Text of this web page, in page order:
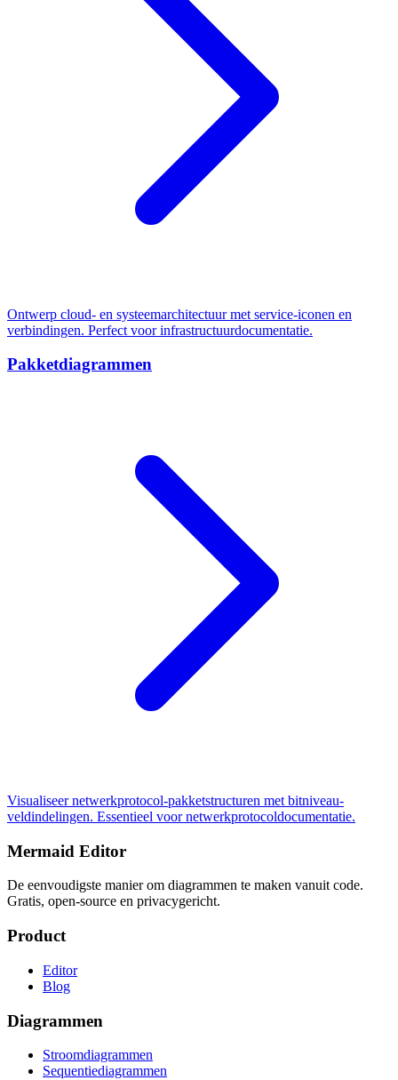
Ontwerp cloud- en systeemarchitectuur met service-iconen en
verbindingen. Perfect voor infrastructuurdocumentatie.
Pakketdiagrammen
Visualiseer netwerkprotocol-pakketstructuren met bitniveau-
veldindelingen. Essentieel voor netwerkprotocoldocumentatie.
Mermaid Editor
De eenvoudigste manier om diagrammen te maken vanuit code.
Gratis, open-source en privacygericht.
Product
Editor
Blog
Diagrammen
Stroomdiagrammen
Sequentiediagrammen